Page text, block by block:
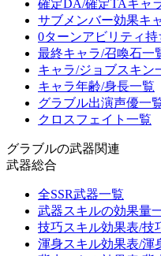
確定DA/確定TAキャ
サブメンバー効果キ
0ターンアビリティ
最終キャラ/召喚石一
キャラ/ジョブスキン
キャラ年齢/身長一覧
グラブル出演声優一
クロスフェイト一覧
グラブルの武器関連
武器総合
全SSR武器一覧
武器スキルの効果量
技巧スキル効果表/技
渾身スキル効果表/渾